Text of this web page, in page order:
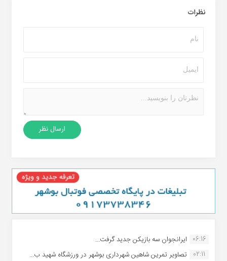
نظرات
06:16 ایرانجوان سه بازیکن جدید گرفت...
02:11
تصاویر تمرین شاهین شهردارى بوشهر در ورزشگاه شهید ب...